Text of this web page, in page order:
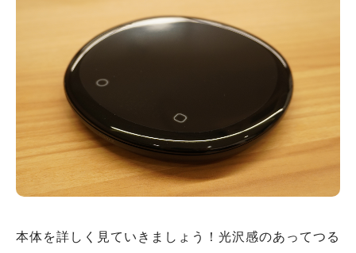
本体を詳しく見ていきましょう！光沢感のあってつる